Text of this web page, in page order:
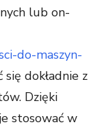
lub on-
do-maszyn-
dokładnie z
Dzięki
stosować w